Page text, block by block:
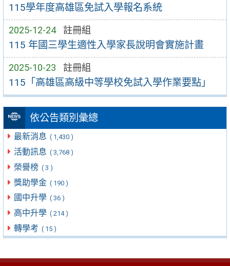
115學年度高雄區免試入學報名系統
2025-12-24 註冊組
115 年國三學生適性入學家長說明會實施計畫
2025-10-23 註冊組
115「高雄區高級中等學校免試入學作業要點」
依公告類別彙總
最新消息 ( 1,430 )
活動訊息 ( 3,768 )
榮譽榜 ( 3 )
獎助學金 ( 190 )
國中升學 ( 36 )
高中升學 ( 214 )
轉學考 ( 15 )